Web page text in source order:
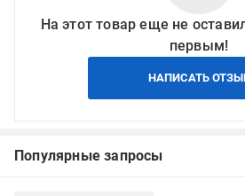
На этот товар еще не
первым!
НАПИСАТЬ
Популярные запросы